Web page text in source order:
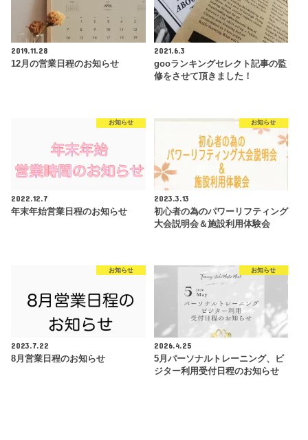
2019.11.28
12月の営業日程のお知らせ
2021.6.3
gooランキングセレクト記事の監
修をさせて頂きました！
お知らせ
2022.12.7
年末年始営業日程のお知らせ
お知らせ
2023.3.13
初心者の為のパワーリフティング
大会説明会＆施設利用体験会
お知らせ
2023.7.22
8月営業日程のお知らせ
お知らせ
2026.4.25
5月パーソナルトレーニング、ビ
ジター利用受付日程のお知らせ